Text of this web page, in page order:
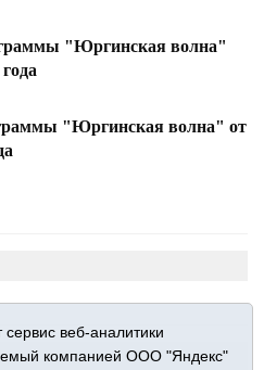
"Юргинская волна"
"Юргинская волна" от
веб-аналитики
компанией ООО "Яндекс"